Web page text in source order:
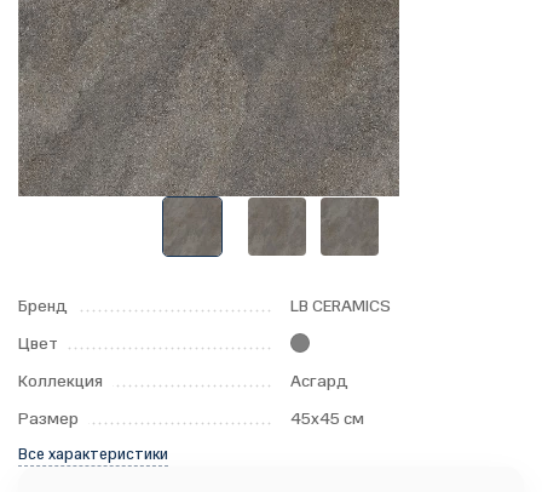
Бренд
LB CERAMICS
Цвет
Коллекция
Асгард
Размер
45x45 см
Все характеристики